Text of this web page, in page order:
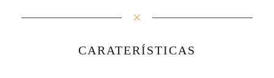
CARATERÍSTICAS